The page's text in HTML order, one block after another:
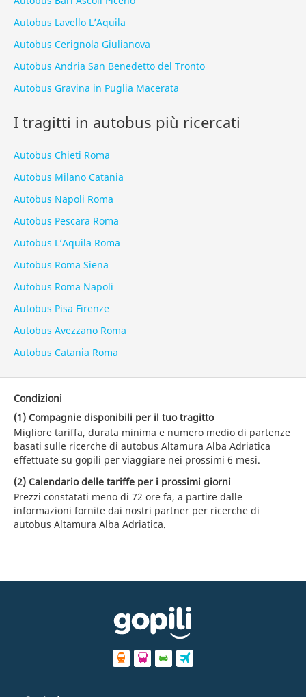
Autobus Lavello L’Aquila
Autobus Cerignola Giulianova
Autobus Andria San Benedetto del Tronto
Autobus Gravina in Puglia Macerata
I tragitti in autobus più ricercati
Autobus Chieti Roma
Autobus Milano Catania
Autobus Napoli Roma
Autobus Pescara Roma
Autobus L’Aquila Roma
Autobus Roma Siena
Autobus Roma Napoli
Autobus Pisa Firenze
Autobus Avezzano Roma
Autobus Catania Roma
Condizioni
(1) Compagnie disponibili per il tuo tragitto
Migliore tariffa, durata minima e numero medio di partenze
basati sulle ricerche di autobus Altamura Alba Adriatica
effettuate su gopili per viaggiare nei prossimi 6 mesi.
(2) Calendario delle tariffe per i prossimi giorni
Prezzi constatati meno di 72 ore fa, a partire dalle
informazioni fornite dai nostri partner per ricerche di
autobus Altamura Alba Adriatica.